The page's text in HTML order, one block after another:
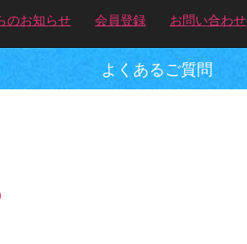
のお知らせ 会員登録 お問い合わせ
よくあるご質問